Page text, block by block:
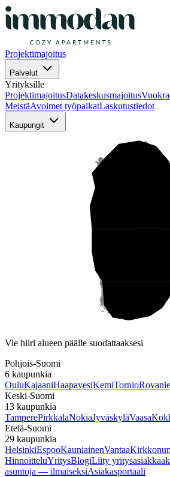
Projektimajoitus
Palvelut
Yrityksille
ProjektimajoitusDatakeskusmajoitus
MeistäAvoimet työpaikatLaskutustiedot
Kaupungit
Vie hiiri alueen päälle suodattaaksesi
Pohjois-Suomi
6 kaupunkia
OuluKajaaniHaapavesiKemiTornio
Keski-Suomi
13 kaupunkia
TamperePirkkalaNokiaJyväskyläVaasa
Etelä-Suomi
29 kaupunkia
HelsinkiEspooKauniainenVantaa
HinnoitteluYritysBlogiLiity
asuntoja — ilmaiseksiAsiakasportaali